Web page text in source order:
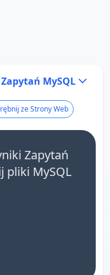
MySQL
ze Strony Web
Zapytań
pliki MySQL